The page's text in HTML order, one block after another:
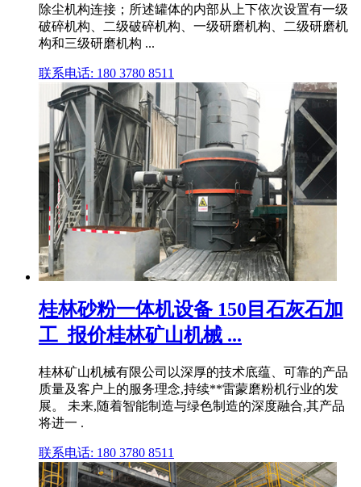
除尘机构连接；所述罐体的内部从上下依次设置有一级
破碎机构、二级破碎机构、一级研磨机构、二级研磨机
构和三级研磨机构 ...
联系电话: 180 3780 8511
桂林砂粉一体机设备 150目石灰石加
工_报价桂林矿山机械 ...
桂林矿山机械有限公司以深厚的技术底蕴、可靠的产品
质量及客户上的服务理念,持续**雷蒙磨粉机行业的发
展。 未来,随着智能制造与绿色制造的深度融合,其产品
将进一 .
联系电话: 180 3780 8511